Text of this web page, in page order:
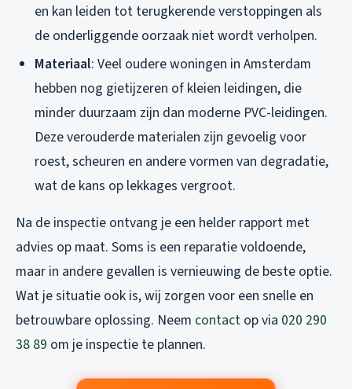
en kan leiden tot terugkerende verstoppingen als
de onderliggende oorzaak niet wordt verholpen.
Materiaal: Veel oudere woningen in Amsterdam
hebben nog gietijzeren of kleien leidingen, die
minder duurzaam zijn dan moderne PVC-leidingen.
Deze verouderde materialen zijn gevoelig voor
roest, scheuren en andere vormen van degradatie,
wat de kans op lekkages vergroot.
Na de inspectie ontvang je een helder rapport met
advies op maat. Soms is een reparatie voldoende,
maar in andere gevallen is vernieuwing de beste optie.
Wat je situatie ook is, wij zorgen voor een snelle en
betrouwbare oplossing. Neem contact op via 020 290
38 89 om je inspectie te plannen.